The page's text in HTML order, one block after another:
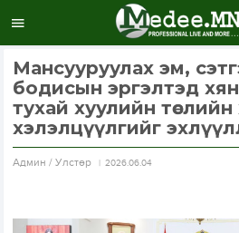
Мансууруулах эм,
бодисын эргэлтэд
тухай хуулийн
хэлэлцүүлгийг
Aдмин / Улстөр 2026.06.04